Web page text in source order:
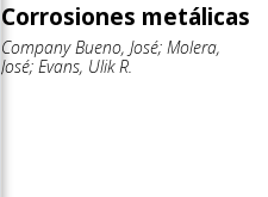
Corrosiones metálicas
Company Bueno, José; Molera,
José; Evans, Ulik R.